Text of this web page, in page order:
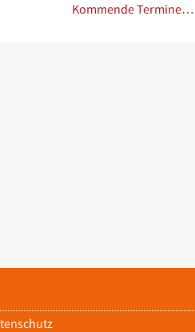
Kommende Termine…